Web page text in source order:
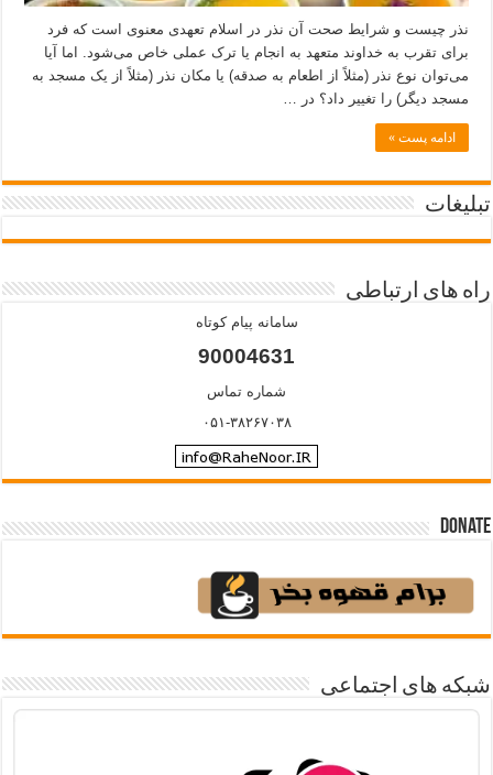
نذر چیست و شرایط صحت آن نذر در اسلام تعهدی معنوی است که فرد
برای تقرب به خداوند متعهد به انجام یا ترک عملی خاص می‌شود. اما آیا
می‌توان نوع نذر (مثلاً از اطعام به صدقه) یا مکان نذر (مثلاً از یک مسجد به
مسجد دیگر) را تغییر داد؟ در …
ادامه پست »
تبلیغات
راه های ارتباطی
سامانه پیام کوتاه
90004631
شماره تماس
۰۵۱-۳۸۲۶۷۰۳۸
Donate
شبکه های اجتماعی